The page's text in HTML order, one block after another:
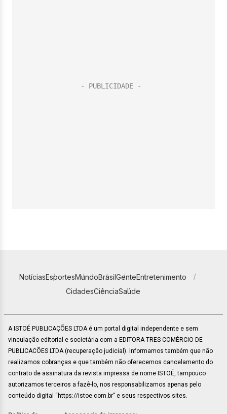
NotíciasEsportesMundoBrasilGenteEntretenimento
CidadesCiênciaSaúde
A ISTOÉ PUBLICAÇÕES LTDA é um portal digital independente e sem
vinculação editorial e societária com a EDITORA TRES COMÉRCIO DE
PUBLICACÕES LTDA (recuperação judicial). Informamos também que não
realizamos cobranças e que também não oferecemos cancelamento do
contrato de assinatura da revista impressa de nome ISTOÉ, tampouco
autorizamos terceiros a fazê-lo, nos responsabilizamos apenas pelo
conteúdo digital “https://istoe.com.br” e seus respectivos sites.